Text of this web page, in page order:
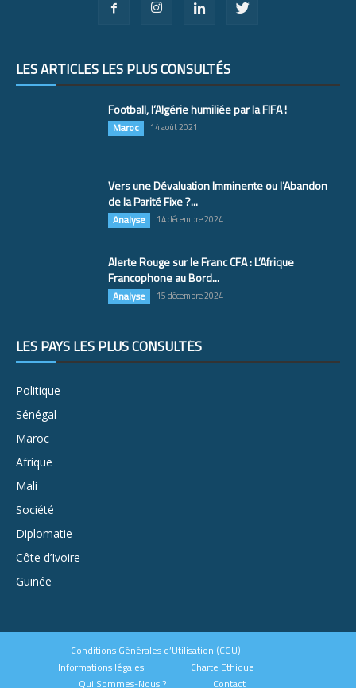
LES ARTICLES LES PLUS CONSULTÉS
Football, l’Algérie humiliée par la FIFA !
Maroc 14 août 2021
Vers une Dévaluation Imminente ou l’Abandon
de la Parité Fixe ?...
Analyse 14 décembre 2024
Alerte Rouge sur le Franc CFA : L’Afrique
Francophone au Bord...
Analyse 15 décembre 2024
LES PAYS LES PLUS CONSULTÉS
Politique
Sénégal
Maroc
Afrique
Mali
Société
Diplomatie
Côte d’Ivoire
Guinée
Conditions Générales d’Utilisation (CGU)
Informations légales
Charte Ethique
Qui Sommes-Nous ?
Contact